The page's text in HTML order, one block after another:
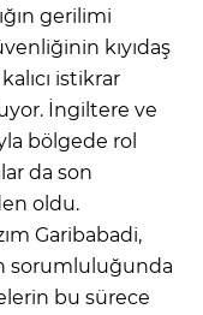
gerilimi
kıyıdaş
istikrar
İngiltere ve
bölgede rol
da son
oldu.
Garibabadi,
sorumluluğunda
bu sürece